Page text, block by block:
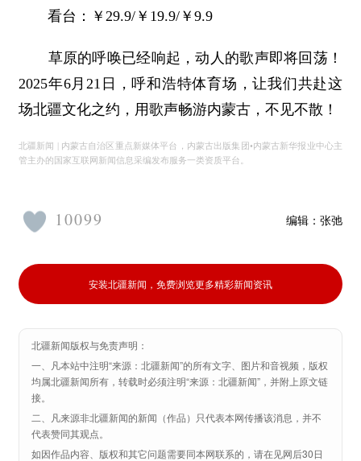
看台：￥29.9/￥19.9/￥9.9
草原的呼唤已经响起，动人的歌声即将回荡！
2025年6月21日，呼和浩特体育场，让我们共赴这
场北疆文化之约，用歌声畅游内蒙古，不见不散！
北疆新闻 | 内蒙古自治区重点新媒体平台，内蒙古出版集团•内蒙古新华报业中心主
管主办的国家互联网新闻信息采编发布服务一类资质平台。
编辑： 张弛
10099
安装北疆新闻，免费浏览更多精彩新闻资讯
北疆新闻版权与免责声明：
一、凡本站中注明“来源：北疆新闻”的所有文字、图片和音视频，版权
均属北疆新闻所有，转载时必须注明“来源：北疆新闻”，并附上原文链
接。
二、凡来源非北疆新闻的新闻（作品）只代表本网传播该消息，并不
代表赞同其观点。
如因作品内容、版权和其它问题需要同本网联系的，请在见网后30日